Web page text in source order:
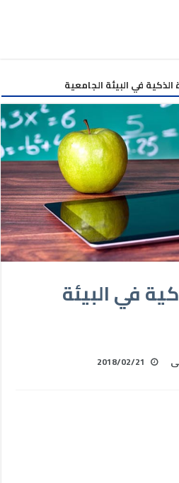
الذكية في البيئة الجامعية
في البيئة
2018/02/21